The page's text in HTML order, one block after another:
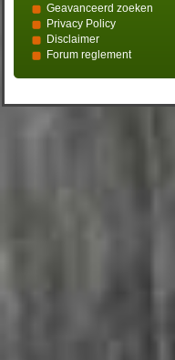
Geavanceerd zoeken
Privacy Policy
Disclaimer
Forum reglement